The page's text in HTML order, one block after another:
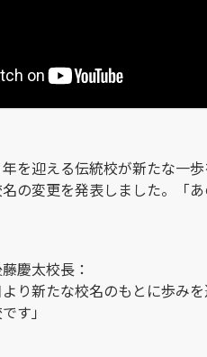
を迎える伝統校が新たな一
の変更を発表しました。「
慶太校長：
より新たな校名のもとに歩み
す」